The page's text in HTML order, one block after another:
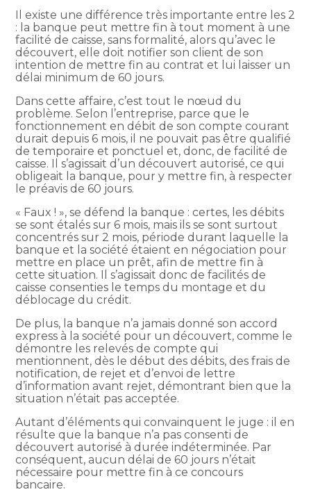
Il existe une différence très importante entre les 2
: la banque peut mettre fin à tout moment à une
facilité de caisse, sans formalité, alors qu’avec le
découvert, elle doit notifier son client de son
intention de mettre fin au contrat et lui laisser un
délai minimum de 60 jours.
Dans cette affaire, c’est tout le nœud du
problème. Selon l’entreprise, parce que le
fonctionnement en débit de son compte courant
durait depuis 6 mois, il ne pouvait pas être qualifié
de temporaire et ponctuel et, donc, de facilité de
caisse. Il s’agissait d’un découvert autorisé, ce qui
obligeait la banque, pour y mettre fin, à respecter
le préavis de 60 jours.
« Faux ! », se défend la banque : certes, les débits
se sont étalés sur 6 mois, mais ils se sont surtout
concentrés sur 2 mois, période durant laquelle la
banque et la société étaient en négociation pour
mettre en place un prêt, afin de mettre fin à
cette situation. Il s’agissait donc de facilités de
caisse consenties le temps du montage et du
déblocage du crédit.
De plus, la banque n’a jamais donné son accord
express à la société pour un découvert, comme le
démontre les relevés de compte qui
mentionnent, dès le début des débits, des frais de
notification, de rejet et d’envoi de lettre
d’information avant rejet, démontrant bien que la
situation n’était pas acceptée.
Autant d’éléments qui convainquent le juge : il en
résulte que la banque n’a pas consenti de
découvert autorisé à durée indéterminée. Par
conséquent, aucun délai de 60 jours n’était
nécessaire pour mettre fin à ce concours
bancaire.